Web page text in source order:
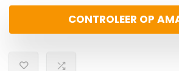
CONTROLEER OP